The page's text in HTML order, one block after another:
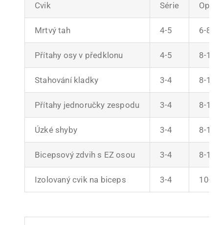
Cvik Série
Mrtvý tah 4-5 6-8
Přítahy osy v předklonu 4-5 8-10
Stahování kladky 3-4 8-10
Přítahy jednoručky zespodu 3-4 8-10
Úzké shyby 3-4 8-10
Bicepsový zdvih s EZ osou 3-4 8-10
Izolovaný cvik na biceps 3-4 10-